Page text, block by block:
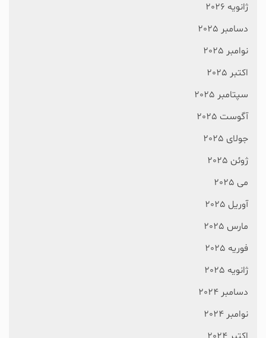
ژانویه 2026
دسامبر 2025
نوامبر 2025
اکتبر 2025
سپتامبر 2025
آگوست 2025
جولای 2025
ژوئن 2025
می 2025
آوریل 2025
مارس 2025
فوریه 2025
ژانویه 2025
دسامبر 2024
نوامبر 2024